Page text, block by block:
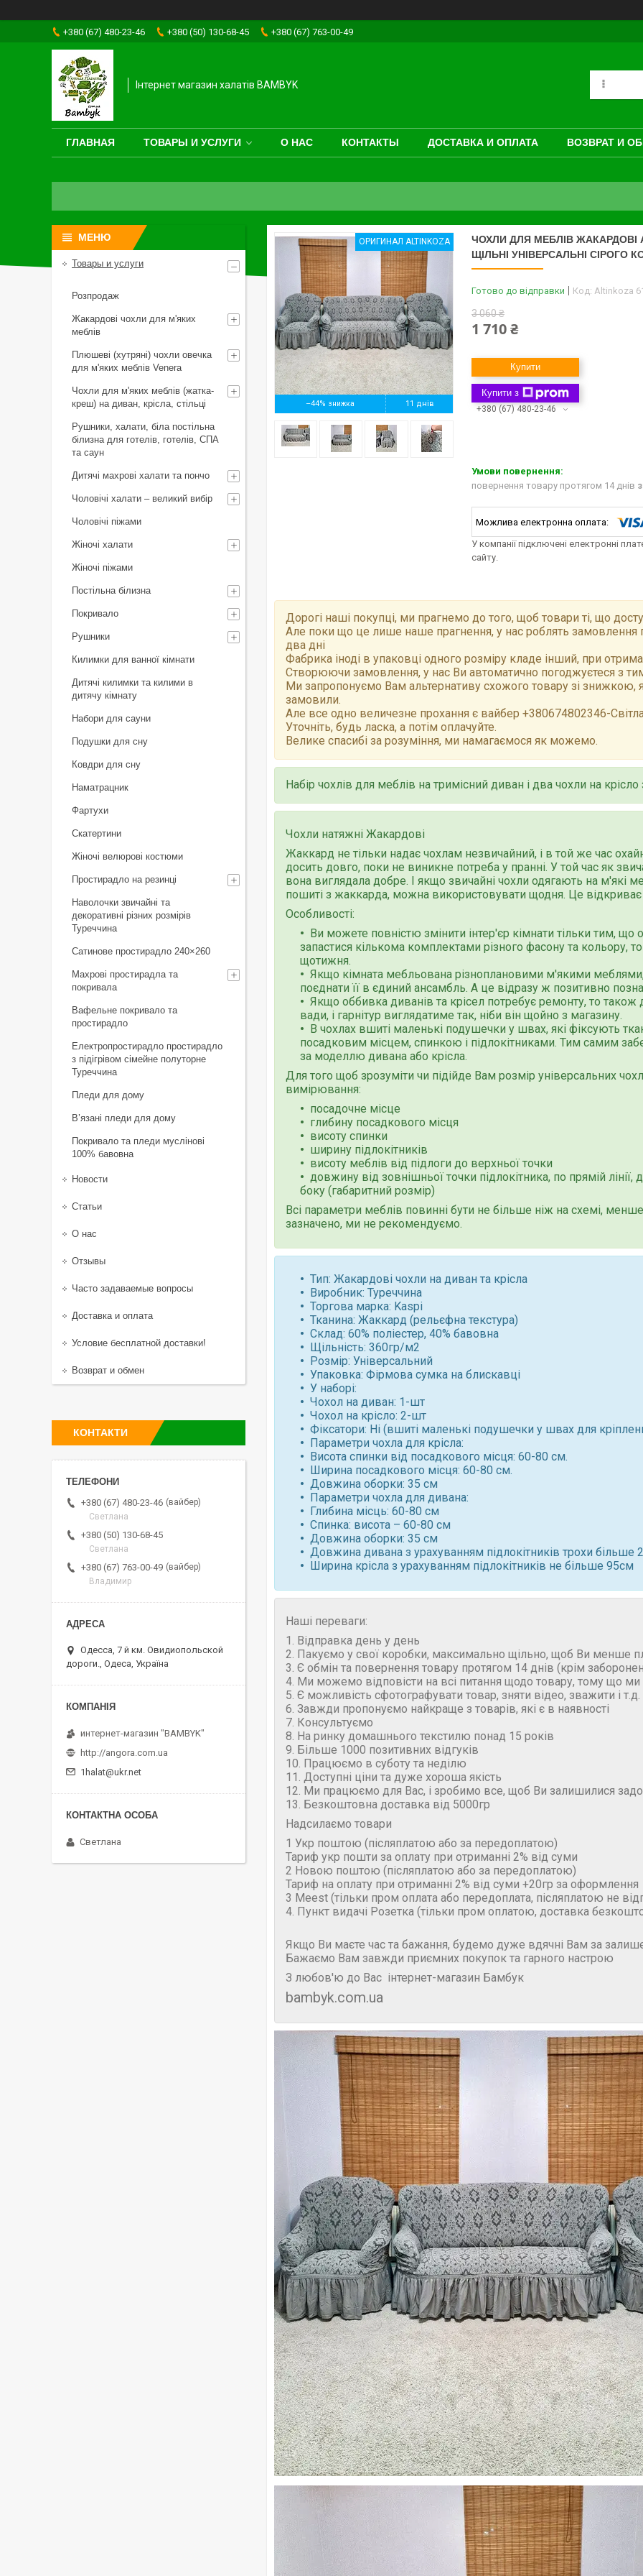
+380 (67) 480-23-46 +380 (50) 130-68-45 +380 (67) 763-00-49
Інтернет магазин халатів BAMBYK
ГЛАВНАЯ ТОВАРЫ И УСЛУГИ О НАС КОНТАКТЫ ДОСТАВКА И ОПЛАТА ВОЗВРАТ И
–44% 11 днів
ОРИГИНАЛ ALTINKOZA
ЧОХЛИ ДЛЯ МЕБЛІВ ЖАКАРДОВІ
ЩІЛЬНІ УНІВЕРСАЛЬНІ СІРОГО
Готово до відправки Код: Altinkoza
3 060 ₴
1 710 ₴
Купити
Купити з
+380 (67) 480-23-46
повернення товару протягом 14 днів
У компанії підключені електронні
сайту.
Дорогі наші покупці, ми прагнемо до того, щоб товари ті, що
Але поки що це лише наше прагнення, у нас роблять замовлення
два дні
Фабрика іноді в упаковці одного розміру кладе інший, при
Створюючи замовлення, у нас Ви автоматично погоджуєтеся з
Ми запропонуємо Вам альтернативу схожого товару зі знижкою,
замовили.
Але все одно величезне прохання є вайбер +380674802346-
Уточніть, будь ласка, а потім оплачуйте.
Велике спасибі за розуміння, ми намагаємося як можемо.
Набір чохлів для меблів на тримісний диван і два чохли на
Чохли натяжні Жакардові
Жаккард не тільки надає чохлам незвичайний, і в той же час
досить довго, поки не виникне потреба у пранні. У той час як
вона виглядала добре. І якщо звичайні чохли одягають на м'які
пошиті з жаккарда, можна використовувати щодня. Це відкриває
Особливості:
Ви можете повністю змінити інтер'єр кімнати тільки тим, що
запастися кількома комплектами різного фасону та кольору,
щотижня.
Якщо кімната мебльована різноплановими м'якими
поєднати її в єдиний ансамбль. А це відразу ж позитивно
Якщо оббивка диванів та крісел потребує ремонту, то
вади, і гарнітур виглядатиме так, ніби він щойно з магазину.
В чохлах вшиті маленькі подушечки у швах, які фіксують
посадковим місцем, спинкою і підлокітниками. Тим самим
за моделлю дивана або крісла.
Для того щоб зрозуміти чи підійде Вам розмір універсальних
вимірювання:
посадочне місце
глибину посадкового місця
висоту спинки
ширину підлокітників
висоту меблів від підлоги до верхньої точки
довжину від зовнішньої точки підлокітника, по прямій лінії,
боку (габаритний розмір)
Всі параметри меблів повинні бути не більше ніж на схемі,
зазначено, ми не рекомендуємо.
Тип: Жакардові чохли на диван та крісла
Виробник: Туреччина
Торгова марка: Kaspi
Тканина: Жаккард (рельєфна текстура)
Склад: 60% поліестер, 40% бавовна
Щільність: 360гр/м2
Розмір: Універсальний
Упаковка: Фірмова сумка на блискавці
У наборі:
Чохол на диван: 1-шт
Чохол на крісло: 2-шт
Фіксатори: Ні (вшиті маленькі подушечки у швах для
Параметри чохла для крісла:
Висота спинки від посадкового місця: 60-80 см.
Ширина посадкового місця: 60-80 см.
Довжина оборки: 35 см
Параметри чохла для дивана:
Глибина місць: 60-80 см
Спинка: висота – 60-80 см
Довжина оборки: 35 см
Довжина дивана з урахуванням підлокітників трохи більше
Ширина крісла з урахуванням підлокітників не більше 95см
Наші переваги:
1. Відправка день у день
2. Пакуємо у свої коробки, максимально щільно, щоб Ви менше
3. Є обмін та повернення товару протягом 14 днів (крім
4. Ми можемо відповісти на всі питання щодо товару, тому що
5. Є можливість сфотографувати товар, зняти відео, зважити і т.д.
6. Завжди пропонуємо найкраще з товарів, які є в наявності
7. Консультуємо
8. На ринку домашнього текстилю понад 15 років
9. Більше 1000 позитивних відгуків
10. Працюємо в суботу та неділю
11. Доступні ціни та дуже хороша якість
12. Ми працюємо для Вас, і зробимо все, щоб Ви залишилися
13. Безкоштовна доставка від 5000гр
Надсилаємо товари
1 Укр поштою (пiсляплатою або за передоплатою)
Тариф укр пошти за оплату при отриманні 2% від суми
2 Новою поштою (пiсляплатою або за передоплатою)
Тариф на оплату при отриманні 2% від суми +20гр за оформлення
3 Meest (тільки пром оплата або передоплата, післяплатою не
4. Пункт видачі Розетка (тільки пром оплатою, доставка
Якщо Ви маєте час та бажання, будемо дуже вдячні Вам за
Бажаємо Вам завжди приємних покупок та гарного настрою
З любов'ю до Вас інтернет-магазин Бамбук
bambyk.com.ua
Товары и услуги
Розпродаж
Жакардові чохли для м'яких
меблів
Плюшеві (хутряні) чохли овечка
для м'яких меблів Venera
Чохли для м'яких меблів (жатка-
креш) на диван, крісла, стільці
Рушники, халати, біла постільна
білизна для готелів, готелів, СПА
та саун
Дитячі махрові халати та пончо
Чоловічі халати – великий вибір
Чоловічі піжами
Жіночі халати
Жіночі піжами
Постільна білизна
Покривало
Рушники
Килимки для ванної кімнати
Дитячі килимки та килими в
дитячу кімнату
Набори для сауни
Подушки для сну
Ковдри для сну
Наматрацник
Фартухи
Скатертини
Жіночі велюрові костюми
Простирадло на резинці
Наволочки звичайні та
декоративні різних розмірів
Туреччина
Сатинове простирадло 240×260
Махрові простирадла та
покривала
Вафельне покривало та
простирадло
Електропростирадло простирадло
з підігрівом сімейне полуторне
Туреччина
Пледи для дому
В’язані пледи для дому
Покривало та пледи муслінові
100% бавовна
Новости
Статьи
О нас
Отзывы
Часто задаваемые вопросы
Доставка и оплата
Условие бесплатной доставки!
Возврат и обмен
КОНТАКТИ
+380 (67) 480-23-46
вайбер
Светлана
+380 (50) 130-68-45
Светлана
+380 (67) 763-00-49
вайбер
Владимир
Одесса, 7 й км. Овидиопольской
дороги., Одеса, Україна
интернет-магазин "BAMBYK"
http://angora.com.ua
1halat@ukr.net
Светлана